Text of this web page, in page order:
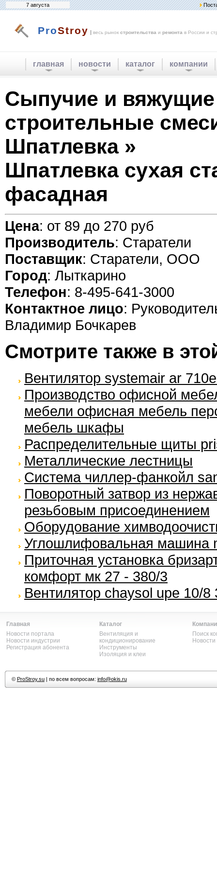
7 августа
ProStroy | весь рынок строительства и ремонта в России и
главная новости каталог компании
Сыпучие и
строительные
Шпатлевка »
Шпатлевка сухая
фасадная
Цена: от 89 до 270 руб
Производитель: Старатели
Поставщик: Старатели, ООО
Город: Лыткарино
Телефон: 8-495-641-3000
Контактное лицо:
Владимир Бочкарев
Смотрите также в
Вентилятор systemair ar
Производство офисной
мебели офисная мебель
мебель шкафы
Распределительные щиты
Металлические лестницы
Система чиллер-фанкойл
Поворотный затвор из
резьбовым присоединением
Оборудование
Углошлифовальная машина
Приточная установка
комфорт мк 27 - 380/3
Вентилятор chaysol upe 10/8
Главная
Новости портала
Новости индустрии
Регистрация абонента
Каталог
Вентиляция и
кондиционирование
Инструменты
Изоляция и клеи
Поиск
© ProStroy.su| по всем вопросам: info@okis.ru